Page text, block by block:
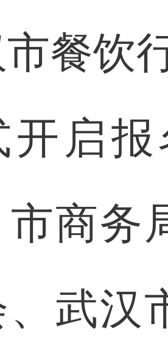
餐饮
开启
商务
武汉